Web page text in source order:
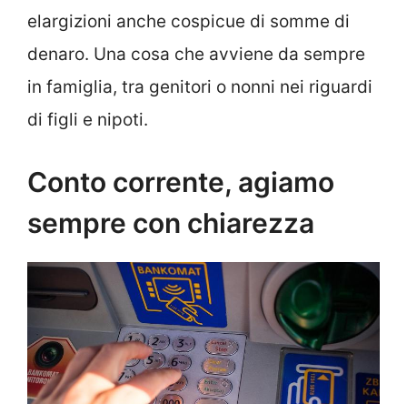
elargizioni anche cospicue di somme di
denaro. Una cosa che avviene da sempre
in famiglia, tra genitori o nonni nei riguardi
di figli e nipoti.
Conto corrente, agiamo
sempre con chiarezza